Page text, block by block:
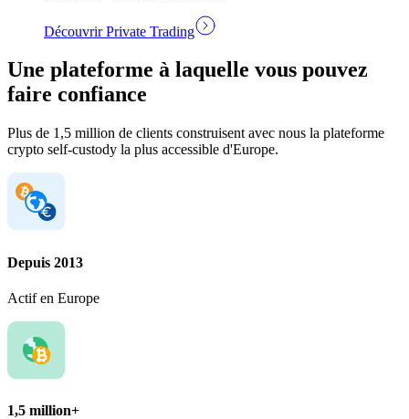
Découvrir Private Trading
Une plateforme à laquelle vous pouvez
faire confiance
Plus de 1,5 million de clients construisent avec nous la plateforme
crypto self-custody la plus accessible d'Europe.
Depuis 2013
Actif en Europe
1,5 million+